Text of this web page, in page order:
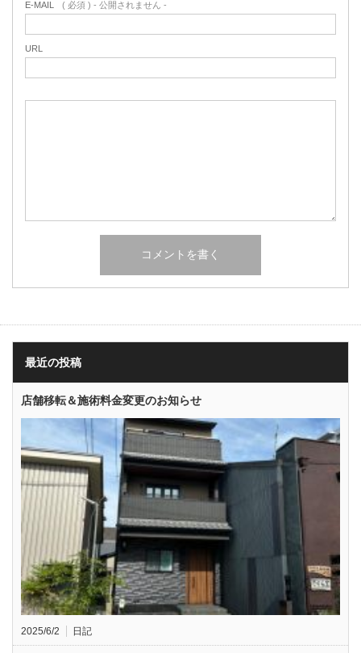
E-MAIL ( 必須 ) - 公開されません -
URL
最近の投稿
店舗移転＆施術料金変更のお知らせ
2025/6/2 日記